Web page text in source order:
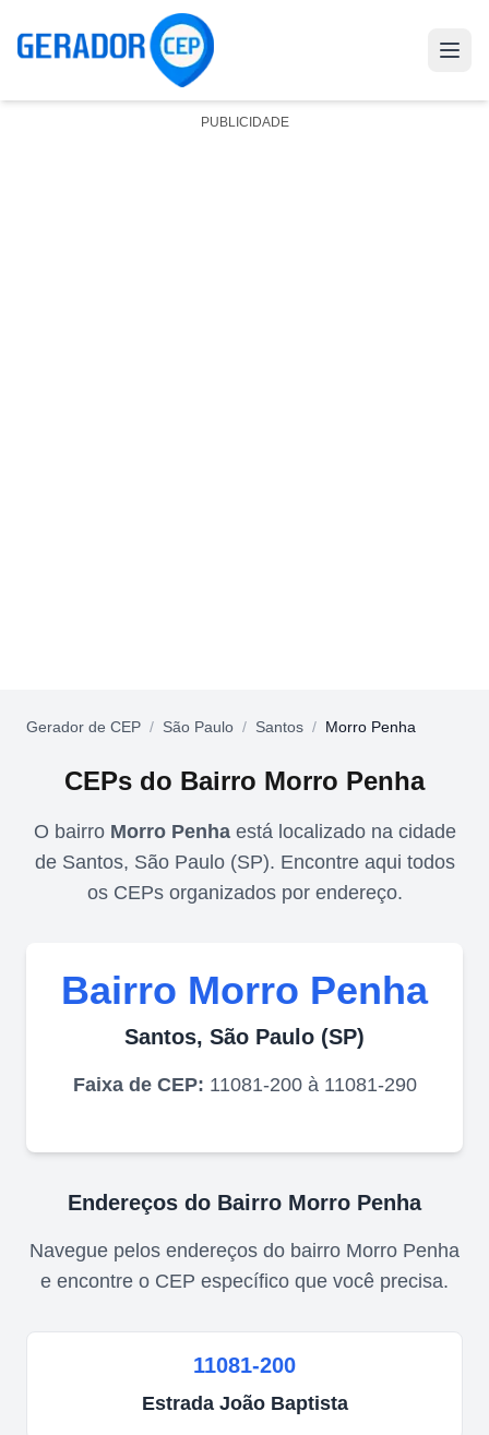
PUBLICIDADE
Gerador de CEP / São Paulo / Santos / Morro Penha
CEPs do Bairro Morro Penha
O bairro Morro Penhaestá localizado na cidade
de Santos, São Paulo(SP). Encontre aqui todos
os CEPs organizados por endereço.
Bairro Morro Penha
Santos, São Paulo (SP)
Faixa de CEP: 11081-200 à 11081-290
Endereços do Bairro Morro Penha
Navegue pelos endereços do bairro Morro Penha
e encontre o CEP específico que você precisa.
11081-200
Estrada João Baptista